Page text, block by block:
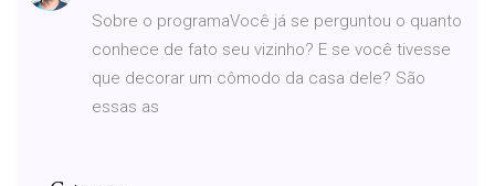
Sobre o programaVocê já se perguntou o quanto
conhece de fato seu vizinho? E se você tivesse
que decorar um cômodo da casa dele? São
essas as